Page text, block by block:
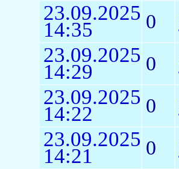
23.09.2025
14:35 0
23.09.2025
14:29 0
23.09.2025
14:22 0
23.09.2025
14:21 0